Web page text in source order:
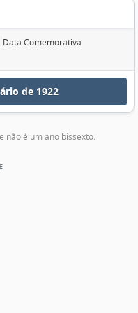
Data Comemorativa
de 1922
não é um ano bissexto.